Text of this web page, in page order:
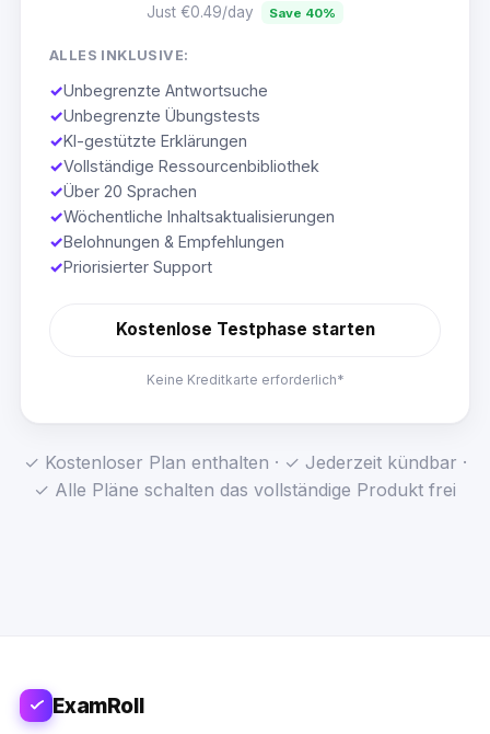
Just €0.49/day Save 40%
ALLES INKLUSIVE:
✓Unbegrenzte Antwortsuche
✓Unbegrenzte Übungstests
✓KI-gestützte Erklärungen
✓Vollständige Ressourcenbibliothek
✓Über 20 Sprachen
✓Wöchentliche Inhaltsaktualisierungen
✓Belohnungen & Empfehlungen
✓Priorisierter Support
Kostenlose Testphase starten
Keine Kreditkarte erforderlich*
✓ Kostenloser Plan enthalten · ✓ Jederzeit kündbar ·
✓ Alle Pläne schalten das vollständige Produkt frei
ExamRoll